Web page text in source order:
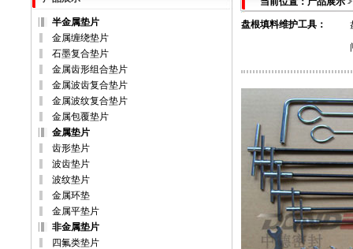
半金属垫片
金属缠绕垫片
石墨复合垫片
金属齿形组合垫片
金属波齿复合垫片
金属波纹复合垫片
金属包覆垫片
金属垫片
齿形垫片
波齿垫片
波纹垫片
金属环垫
金属平垫片
非金属垫片
四氟类垫片
盘根填料维护工具：